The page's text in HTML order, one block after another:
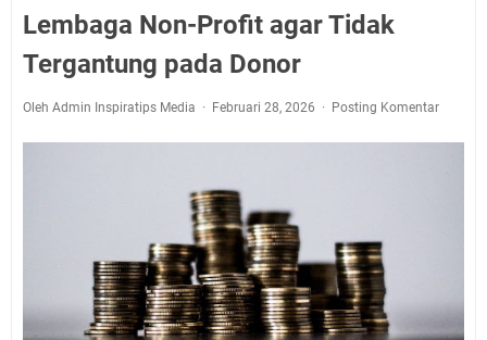
Lembaga Non-Profit agar Tidak
Tergantung pada Donor
Oleh Admin Inspiratips Media Februari 28, 2026 Posting Komentar